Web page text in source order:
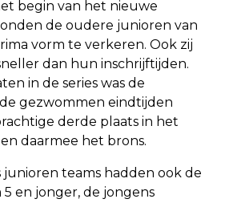
begin van het nieuwe
de oudere junioren van
vorm te verkeren. Ook zij
dan hun inschrijftijden.
in de series was de
gezwommen eindtijden
derde plaats in het
daarmee het brons.
junioren teams hadden ook de
5 en jonger, de jongens